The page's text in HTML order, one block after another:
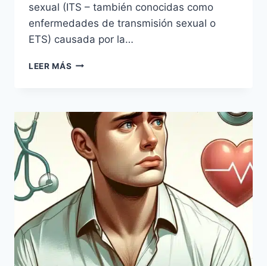
sexual (ITS – también conocidas como
enfermedades de transmisión sexual o
ETS) causada por la…
LEER MÁS